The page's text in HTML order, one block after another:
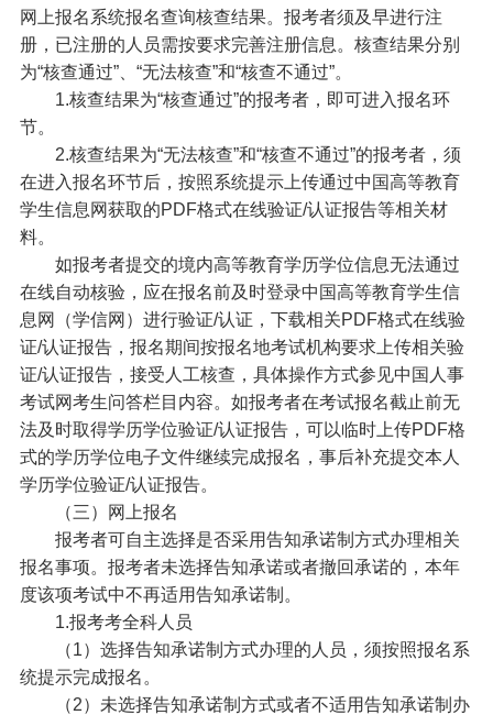
网上报名系统报名查询核查结果。报考者须及早进行注
册，已注册的人员需按要求完善注册信息。核查结果分别
为“核查通过”、“无法核查”和“核查不通过”。
1.核查结果为“核查通过”的报考者，即可进入报名环
节。
2.核查结果为“无法核查”和“核查不通过”的报考者，须
在进入报名环节后，按照系统提示上传通过中国高等教育
学生信息网获取的PDF格式在线验证/认证报告等相关材
料。
如报考者提交的境内高等教育学历学位信息无法通过
在线自动核验，应在报名前及时登录中国高等教育学生信
息网（学信网）进行验证/认证，下载相关PDF格式在线验
证/认证报告，报名期间按报名地考试机构要求上传相关验
证/认证报告，接受人工核查，具体操作方式参见中国人事
考试网考生问答栏目内容。如报考者在考试报名截止前无
法及时取得学历学位验证/认证报告，可以临时上传PDF格
式的学历学位电子文件继续完成报名，事后补充提交本人
学历学位验证/认证报告。
（三）网上报名
报考者可自主选择是否采用告知承诺制方式办理相关
报名事项。报考者未选择告知承诺或者撤回承诺的，本年
度该项考试中不再适用告知承诺制。
1.报考考全科人员
（1）选择告知承诺制方式办理的人员，须按照报名系
统提示完成报名。
（2）未选择告知承诺制方式或者不适用告知承诺制办